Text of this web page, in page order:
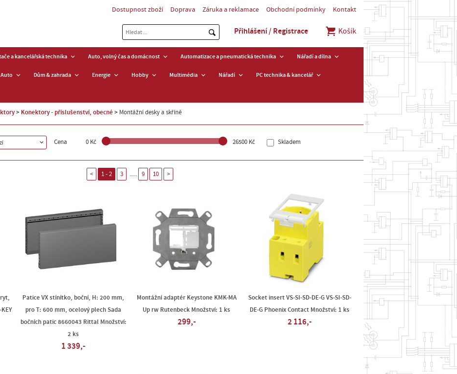
Dostupnost zboží Doprava Záruka a reklamace Obchodní podmínky Kontakt
Přihlášení / Registrace Košík
a kancelářská technika Auto, volný čas a domácnost Automatizace a pneumatická technika Nářadí a dílna
Auto Dům & zahrada Energie Hobby Multimédia Nářadí PC technika & kancelář
Konektory - příslušenství, obecné Montážní desky a skříně
Cena 0 Kč 26500 Kč Skladem
< 1 - 2 3 ..... 9 10 >
Patice VX stínítko, boční, H: 200 mm,
pro T: 600 mm, ocelový plech Sada
bočních patic 8660043 Rittal Množství:
2 ks
1 339,-
Montážní adaptér Keystone KMK-MA
Up rw Rutenbeck Množství: 1 ks
299,-
Socket insert VS-SI-SD-DE-G VS-SI-SD-
DE-G Phoenix Contact Množství: 1 ks
2 116,-